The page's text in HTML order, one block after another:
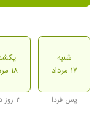
شنبه
۱۷ مرداد
پس فردا
۱۸ مرداد
۳ روز دیگر